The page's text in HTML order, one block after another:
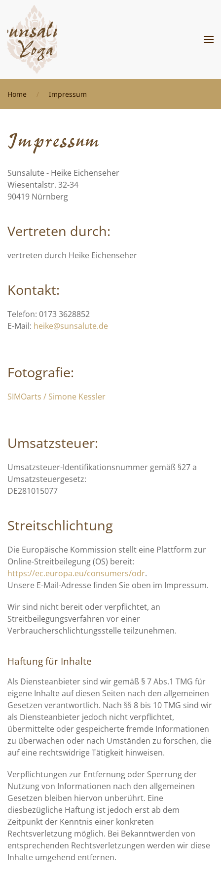
Zum Hauptinhalt springen
Home Impressum
Impressum
Sunsalute - Heike Eichenseher
Wiesentalstr. 32-34
90419 Nürnberg
Vertreten durch:
vertreten durch Heike Eichenseher
Kontakt:
Telefon: 0173 3628852
E-Mail: heike@sunsalute.de
Fotografie:
SIMOarts / Simone Kessler
Umsatzsteuer:
Umsatzsteuer-Identifikationsnummer gemäß §27 a
Umsatzsteuergesetz:
DE281015077
Streitschlichtung
Die Europäische Kommission stellt eine Plattform zur
Online-Streitbeilegung (OS) bereit:
https://ec.europa.eu/consumers/odr.
Unsere E-Mail-Adresse finden Sie oben im Impressum.
Wir sind nicht bereit oder verpflichtet, an
Streitbeilegungsverfahren vor einer
Verbraucherschlichtungsstelle teilzunehmen.
Haftung für Inhalte
Als Diensteanbieter sind wir gemäß § 7 Abs.1 TMG für
eigene Inhalte auf diesen Seiten nach den allgemeinen
Gesetzen verantwortlich. Nach §§ 8 bis 10 TMG sind wir
als Diensteanbieter jedoch nicht verpflichtet,
übermittelte oder gespeicherte fremde Informationen
zu überwachen oder nach Umständen zu forschen, die
auf eine rechtswidrige Tätigkeit hinweisen.
Verpflichtungen zur Entfernung oder Sperrung der
Nutzung von Informationen nach den allgemeinen
Gesetzen bleiben hiervon unberührt. Eine
diesbezügliche Haftung ist jedoch erst ab dem
Zeitpunkt der Kenntnis einer konkreten
Rechtsverletzung möglich. Bei Bekanntwerden von
entsprechenden Rechtsverletzungen werden wir diese
Inhalte umgehend entfernen.